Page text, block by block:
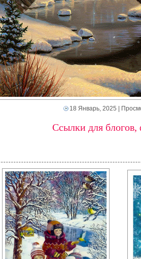
18 Январь, 2025 |
Ссылки для блогов,